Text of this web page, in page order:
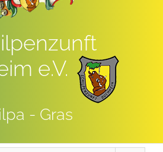
e.V.
- Gras